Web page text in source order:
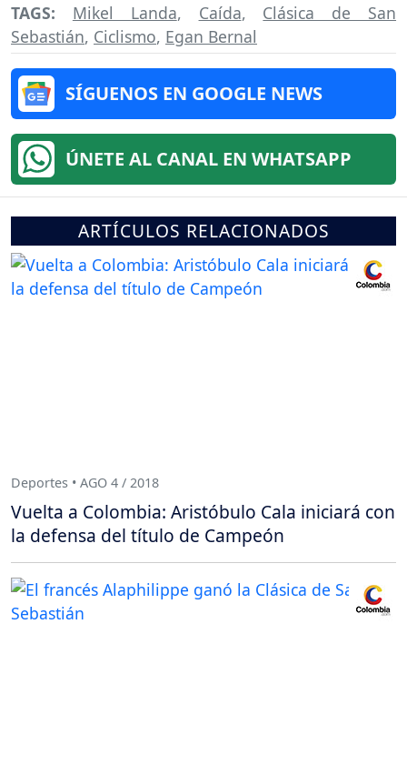
TAGS: Mikel Landa, Caída, Clásica de San
Sebastián, Ciclismo, Egan Bernal
SÍGUENOS EN GOOGLE NEWS
ÚNETE AL CANAL EN WHATSAPP
ARTÍCULOS RELACIONADOS
Deportes • AGO 4 / 2018
Vuelta a Colombia: Aristóbulo Cala iniciará con
la defensa del título de Campeón